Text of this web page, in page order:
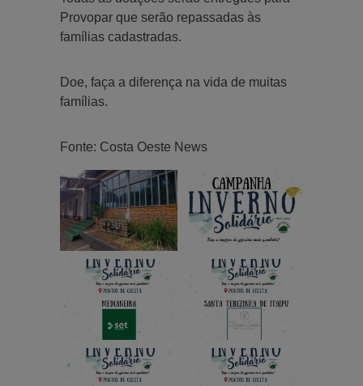
Provopar que serão repassadas às
famílias cadastradas.
Doe, faça a diferença na vida de muitas
famílias.
Fonte: Costa Oeste News